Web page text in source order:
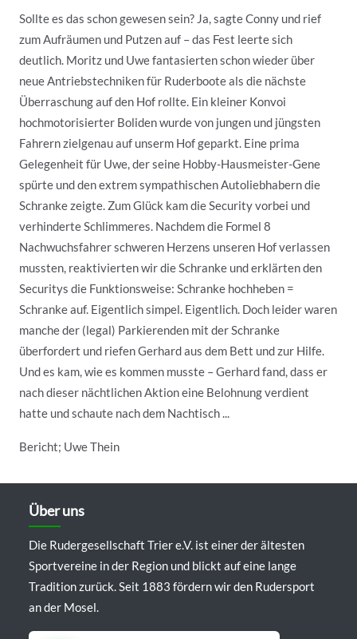
Sollte es das schon gewesen sein? Ja, sagte Conny und rief
zum Aufräumen und Putzen auf – das Fest leerte sich
deutlich. Moritz und Uwe fantasierten schon wieder über
neue Antriebstechniken für Ruderboote als die nächste
Überraschung auf den Hof rollte. Ein kleiner Konvoi
hochmotorisierter Boliden wurde von jungen und jüngsten
Fahrern zielgenau auf unserm Hof geparkt. Eine prima
Gelegenheit für Uwe, der seine Hobby-Hausmeister-Gene
spürte und den extrem sympathischen Autoliebhabern die
Schranke zeigte. Zum Glück kam die Security vorbei und
verhinderte Schlimmeres. Nachdem die Formel 8
Nachwuchsfahrer schweren Herzens unseren Hof verlassen
mussten, reaktivierten wir die Schranke und erklärten den
Securitys die Funktionsweise: Schranke hochheben =
Schranke auf. Eigentlich simpel. Eigentlich. Doch leider waren
manche der (legal) Parkierenden mit der Schranke
überfordert und riefen Gerhard aus dem Bett und zur Hilfe.
Und es kam, wie es kommen musste – Gerhard fand, dass er
nach dieser nächtlichen Aktion eine Belohnung verdient
hatte und schaute nach dem Nachtisch ...
Bericht; Uwe Thein
Über uns
Die Rudergesellschaft Trier e.V. ist einer der ältesten
Sportvereine in der Region und blickt auf eine lange
Tradition zurück. Seit 1883 fördern wir den Rudersport
an der Mosel.